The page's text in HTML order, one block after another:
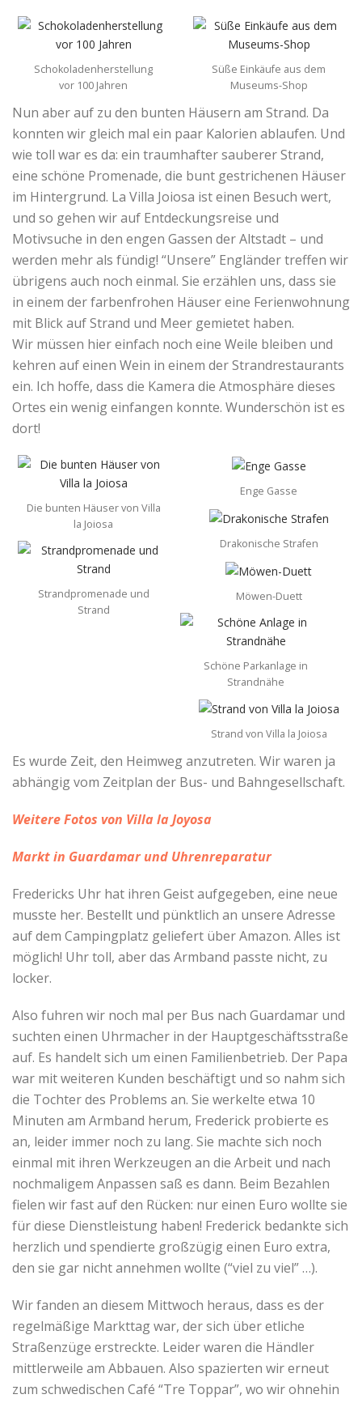
Schokoladenherstellung
vor 100 Jahren
Süße Einkäufe aus dem
Museums-Shop
Nun aber auf zu den bunten Häusern am Strand. Da
konnten wir gleich mal ein paar Kalorien ablaufen. Und
wie toll war es da: ein traumhafter sauberer Strand,
eine schöne Promenade, die bunt gestrichenen Häuser
im Hintergrund. La Villa Joiosa ist einen Besuch wert,
und so gehen wir auf Entdeckungsreise und
Motivsuche in den engen Gassen der Altstadt – und
werden mehr als fündig! “Unsere” Engländer treffen wir
übrigens auch noch einmal. Sie erzählen uns, dass sie
in einem der farbenfrohen Häuser eine Ferienwohnung
mit Blick auf Strand und Meer gemietet haben.
Wir müssen hier einfach noch eine Weile bleiben und
kehren auf einen Wein in einem der Strandrestaurants
ein. Ich hoffe, dass die Kamera die Atmosphäre dieses
Ortes ein wenig einfangen konnte. Wunderschön ist es
dort!
Die bunten Häuser von Villa
la Joiosa
Enge Gasse
Drakonische Strafen
Strandpromenade und
Strand
Möwen-Duett
Schöne Parkanlage in
Strandnähe
Strand von Villa la Joiosa
Es wurde Zeit, den Heimweg anzutreten. Wir waren ja
abhängig vom Zeitplan der Bus- und Bahngesellschaft.
Weitere Fotos von Villa la Joyosa
Markt in Guardamar und Uhrenreparatur
Fredericks Uhr hat ihren Geist aufgegeben, eine neue
musste her. Bestellt und pünktlich an unsere Adresse
auf dem Campingplatz geliefert über Amazon. Alles ist
möglich! Uhr toll, aber das Armband passte nicht, zu
locker.
Also fuhren wir noch mal per Bus nach Guardamar und
suchten einen Uhrmacher in der Hauptgeschäftsstraße
auf. Es handelt sich um einen Familienbetrieb. Der Papa
war mit weiteren Kunden beschäftigt und so nahm sich
die Tochter des Problems an. Sie werkelte etwa 10
Minuten am Armband herum, Frederick probierte es
an, leider immer noch zu lang. Sie machte sich noch
einmal mit ihren Werkzeugen an die Arbeit und nach
nochmaligem Anpassen saß es dann. Beim Bezahlen
fielen wir fast auf den Rücken: nur einen Euro wollte sie
für diese Dienstleistung haben! Frederick bedankte sich
herzlich und spendierte großzügig einen Euro extra,
den sie gar nicht annehmen wollte (“viel zu viel” …).
Wir fanden an diesem Mittwoch heraus, dass es der
regelmäßige Markttag war, der sich über etliche
Straßenzüge erstreckte. Leider waren die Händler
mittlerweile am Abbauen. Also spazierten wir erneut
zum schwedischen Café “Tre Toppar”, wo wir ohnehin